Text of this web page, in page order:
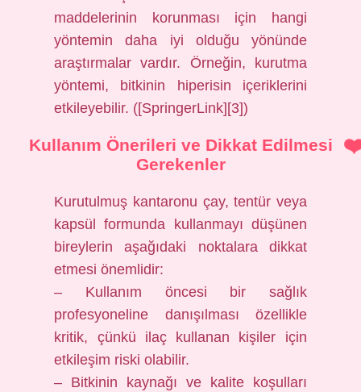
maddelerinin korunması için hangi
yöntemin daha iyi olduğu yönünde
araştırmalar vardır. Örneğin, kurutma
yöntemi, bitkinin hiperisin içeriklerini
etkileyebilir. ([SpringerLink][3])
Kullanım Önerileri ve Dikkat Edilmesi
Gerekenler
Kurutulmuş kantaronu çay, tentür veya
kapsül formunda kullanmayı düşünen
bireylerin aşağıdaki noktalara dikkat
etmesi önemlidir:
– Kullanım öncesi bir sağlık
profesyoneline danışılması özellikle
kritik, çünkü ilaç kullanan kişiler için
etkileşim riski olabilir.
– Bitkinin kaynağı ve kalite koşulları